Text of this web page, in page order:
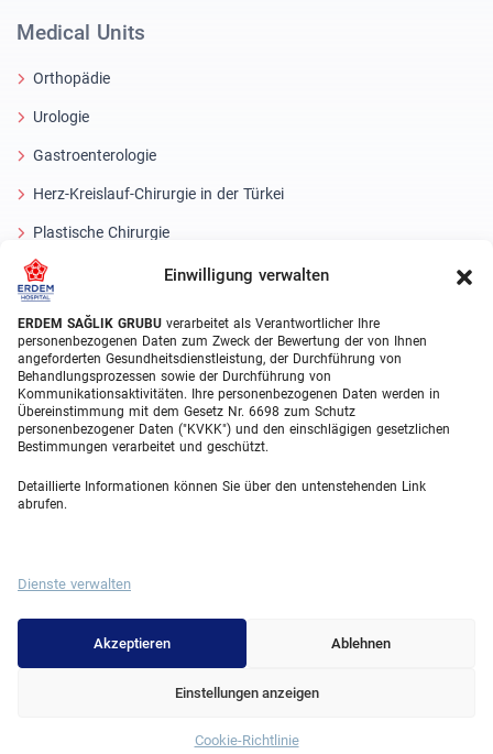
Einwilligung verwalten
ERDEM SAĞLIK GRUBU verarbeitet als Verantwortlicher Ihre
personenbezogenen Daten zum Zweck der Bewertung der von Ihnen
angeforderten Gesundheitsdienstleistung, der Durchführung von
Behandlungsprozessen sowie der Durchführung von
Kommunikationsaktivitäten. Ihre personenbezogenen Daten werden in
Übereinstimmung mit dem Gesetz Nr. 6698 zum Schutz
personenbezogener Daten ("KVKK") und den einschlägigen gesetzlichen
Bestimmungen verarbeitet und geschützt.
Detaillierte Informationen können Sie über den untenstehenden Link
abrufen.
Dienste verwalten
Akzeptieren Ablehnen
Einstellungen anzeigen
Cookie-Richtlinie
Medical Units
Orthopädie
Urologie
Gastroenterologie
Herz-Kreislauf-Chirurgie in der Türkei
Plastische Chirurgie
Haartransplantationsbehandlungen
Laser Eye
About Erdem
Über uns
Medizinische Einheiten
© 2025 Erdem Hospital. All Rights Reserved.
Whatsapp